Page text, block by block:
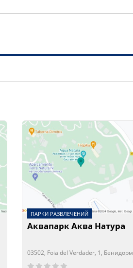
ПАРКИ РАЗВЛЕЧЕНИЙ
Аквапарк Аква Натура
03502, Foia del Verdader, 1, Бенидорм
Сейчас открыто!
Сейчас закрыто!